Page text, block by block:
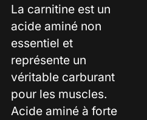
La carnitine est un
acide aminé non
essentiel et
représente un
véritable carburant
pour les muscles.
Acide aminé à forte